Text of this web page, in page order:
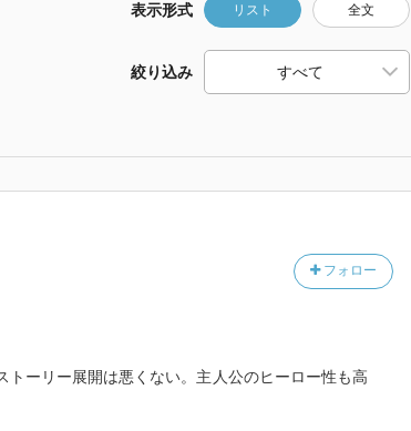
表示形式 リスト 全文
絞り込み
フォロー
トーリー展開は悪くない。主人公のヒーロー性も高